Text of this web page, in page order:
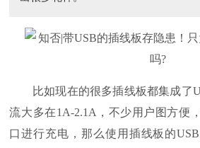
比如现在的很多插线板都集成了
流大多在1A-2.1A，不少用户图方便
口进行充电，那么使用插线板的